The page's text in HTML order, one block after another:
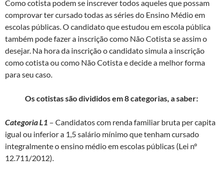
Como cotista podem se inscrever todos aqueles que possam
comprovar ter cursado todas as séries do Ensino Médio em
escolas públicas. O candidato que estudou em escola pública
também pode fazer a inscrição como Não Cotista se assim o
desejar. Na hora da inscrição o candidato simula a inscrição
como cotista ou como Não Cotista e decide a melhor forma
para seu caso.
Os cotistas são divididos em 8 categorias, a saber:
Categoria L1 – Candidatos com renda familiar bruta per capita
igual ou inferior a 1,5 salário mínimo que tenham cursado
integralmente o ensino médio em escolas públicas (Lei nº
12.711/2012).